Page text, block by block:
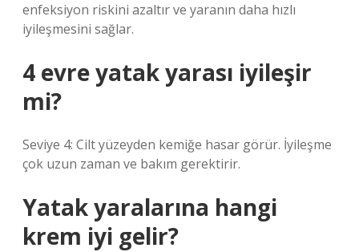
enfeksiyon riskini azaltır ve yaranın daha hızlı
iyileşmesini sağlar.
4 evre yatak yarası iyileşir
mi?
Seviye 4: Cilt yüzeyden kemiğe hasar görür. İyileşme
çok uzun zaman ve bakım gerektirir.
Yatak yaralarına hangi
krem iyi gelir?